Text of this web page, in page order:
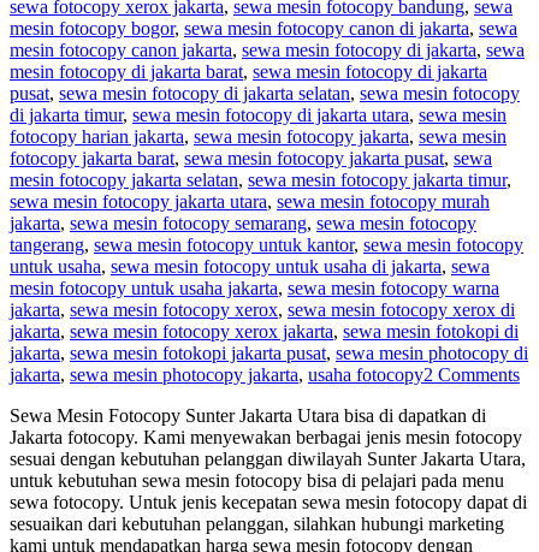
sewa fotocopy xerox jakarta, sewa mesin fotocopy bandung, sewa
mesin fotocopy bogor, sewa mesin fotocopy canon di jakarta, sewa
mesin fotocopy canon jakarta, sewa mesin fotocopy di jakarta, sewa
mesin fotocopy di jakarta barat, sewa mesin fotocopy di jakarta
pusat, sewa mesin fotocopy di jakarta selatan, sewa mesin fotocopy
di jakarta timur, sewa mesin fotocopy di jakarta utara, sewa mesin
fotocopy harian jakarta, sewa mesin fotocopy jakarta, sewa mesin
fotocopy jakarta barat, sewa mesin fotocopy jakarta pusat, sewa
mesin fotocopy jakarta selatan, sewa mesin fotocopy jakarta timur,
sewa mesin fotocopy jakarta utara, sewa mesin fotocopy murah
jakarta, sewa mesin fotocopy semarang, sewa mesin fotocopy
tangerang, sewa mesin fotocopy untuk kantor, sewa mesin fotocopy
untuk usaha, sewa mesin fotocopy untuk usaha di jakarta, sewa
mesin fotocopy untuk usaha jakarta, sewa mesin fotocopy warna
jakarta, sewa mesin fotocopy xerox, sewa mesin fotocopy xerox di
jakarta, sewa mesin fotocopy xerox jakarta, sewa mesin fotokopi di
jakarta, sewa mesin fotokopi jakarta pusat, sewa mesin photocopy di
jakarta, sewa mesin photocopy jakarta, usaha fotocopy2 Comments
Sewa Mesin Fotocopy Sunter Jakarta Utara bisa di dapatkan di
Jakarta fotocopy. Kami menyewakan berbagai jenis mesin fotocopy
sesuai dengan kebutuhan pelanggan diwilayah Sunter Jakarta Utara,
untuk kebutuhan sewa mesin fotocopy bisa di pelajari pada menu
sewa fotocopy. Untuk jenis kecepatan sewa mesin fotocopy dapat di
sesuaikan dari kebutuhan pelanggan, silahkan hubungi marketing
kami untuk mendapatkan harga sewa mesin fotocopy dengan